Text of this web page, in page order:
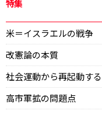
特集
米＝イスラエルの戦争
改憲論の本質
社会運動から再起動する
高市軍拡の問題点